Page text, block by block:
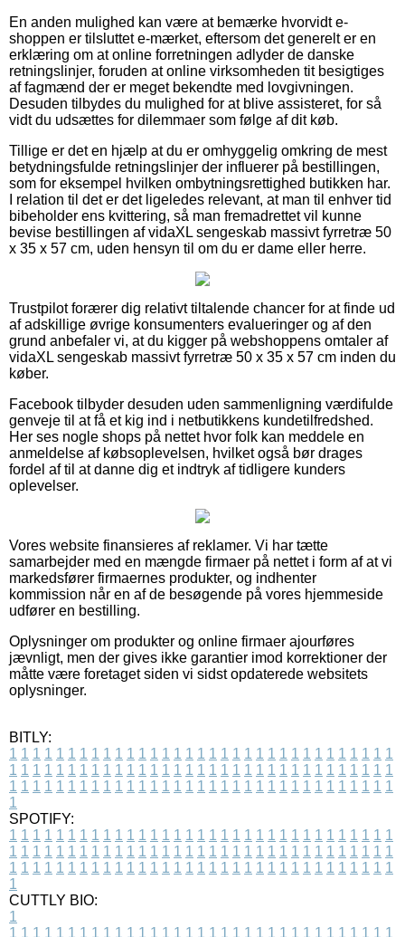
En anden mulighed kan være at bemærke hvorvidt e-
shoppen er tilsluttet e-mærket, eftersom det generelt er en
erklæring om at online forretningen adlyder de danske
retningslinjer, foruden at online virksomheden tit besigtiges
af fagmænd der er meget bekendte med lovgivningen.
Desuden tilbydes du mulighed for at blive assisteret, for så
vidt du udsættes for dilemmaer som følge af dit køb.
Tillige er det en hjælp at du er omhyggelig omkring de mest
betydningsfulde retningslinjer der influerer på bestillingen,
som for eksempel hvilken ombytningsrettighed butikken har.
I relation til det er det ligeledes relevant, at man til enhver tid
bibeholder ens kvittering, så man fremadrettet vil kunne
bevise bestillingen af vidaXL sengeskab massivt fyrretræ 50
x 35 x 57 cm, uden hensyn til om du er dame eller herre.
Trustpilot forærer dig relativt tiltalende chancer for at finde ud
af adskillige øvrige konsumenters evalueringer og af den
grund anbefaler vi, at du kigger på webshoppens omtaler af
vidaXL sengeskab massivt fyrretræ 50 x 35 x 57 cm inden du
køber.
Facebook tilbyder desuden uden sammenligning værdifulde
genveje til at få et kig ind i netbutikkens kundetilfredshed.
Her ses nogle shops på nettet hvor folk kan meddele en
anmeldelse af købsoplevelsen, hvilket også bør drages
fordel af til at danne dig et indtryk af tidligere kunders
oplevelser.
Vores website finansieres af reklamer. Vi har tætte
samarbejder med en mængde firmaer på nettet i form af at vi
markedsfører firmaernes produkter, og indhenter
kommission når en af de besøgende på vores hjemmeside
udfører en bestilling.
Oplysninger om produkter og online firmaer ajourføres
jævnligt, men der gives ikke garantier imod korrektioner der
måtte være foretaget siden vi sidst opdaterede websitets
oplysninger.
BITLY:
1 1 1 1 1 1 1 1 1 1 1 1 1 1 1 1 1 1 1 1 1 1 1 1 1 1 1 1 1 1 1 1 1
1 1 1 1 1 1 1 1 1 1 1 1 1 1 1 1 1 1 1 1 1 1 1 1 1 1 1 1 1 1 1 1 1
1 1 1 1 1 1 1 1 1 1 1 1 1 1 1 1 1 1 1 1 1 1 1 1 1 1 1 1 1 1 1 1 1
1
SPOTIFY:
1 1 1 1 1 1 1 1 1 1 1 1 1 1 1 1 1 1 1 1 1 1 1 1 1 1 1 1 1 1 1 1 1
1 1 1 1 1 1 1 1 1 1 1 1 1 1 1 1 1 1 1 1 1 1 1 1 1 1 1 1 1 1 1 1 1
1 1 1 1 1 1 1 1 1 1 1 1 1 1 1 1 1 1 1 1 1 1 1 1 1 1 1 1 1 1 1 1 1
1
CUTTLY BIO:
1
1 1 1 1 1 1 1 1 1 1 1 1 1 1 1 1 1 1 1 1 1 1 1 1 1 1 1 1 1 1 1 1 1